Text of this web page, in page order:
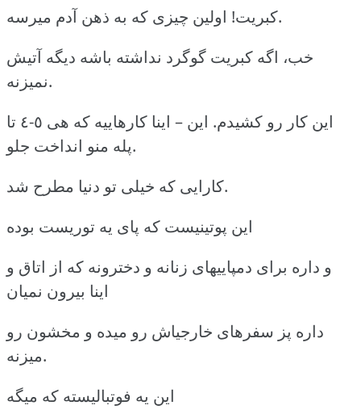
کبریت! اولین چیزی که به ذهن آدم میرسه.
خب، اگه کبریت گوگرد نداشته باشه دیگه آتیش
نمیزنه.
این کار رو کشیدم. این – اینا کارهاییه که هی ٥-٤ تا
پله منو انداخت جلو.
کارایی که خیلی تو دنیا مطرح شد.
این پوتینیست که پای یه توریست بوده
و داره برای دمپاییهای زنانه و دخترونه که از اتاق و
اینا بیرون نمیان
داره پز سفرهای خارجیاش رو میده و مخشون رو
میزنه.
این یه فوتبالیسته که میگه